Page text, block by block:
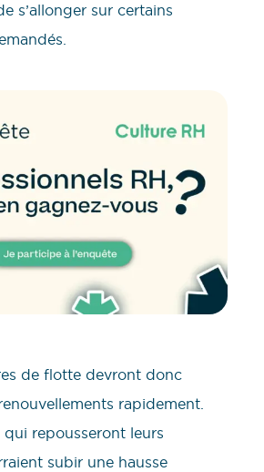
s’allonger sur certains
de flotte devront donc
rapidement.
qui repousseront leurs
subir une hausse